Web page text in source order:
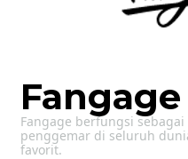
Fangage
Fangage berfungsi
penggemar di seluruh
favorit.